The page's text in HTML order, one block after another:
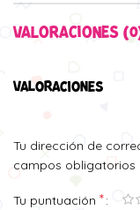
VALORACIONES
VALORACIONES
Tu dirección de
campos
Tu puntuación *